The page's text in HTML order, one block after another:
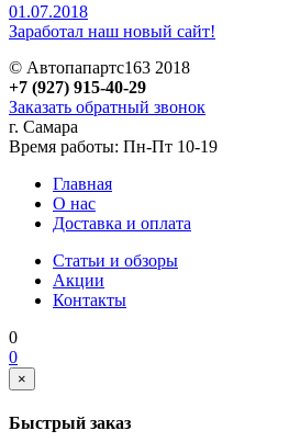
01.07.2018
Заработал наш новый сайт!
© Автопапартс163 2018
+7 (927) 915-40-29
Заказать обратный звонок
г. Самара
Время работы: Пн-Пт 10-19
Главная
О нас
Доставка и оплата
Статьи и обзоры
Акции
Контакты
0
0
×
Быстрый заказ